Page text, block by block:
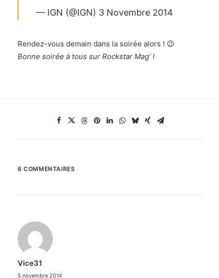
— IGN (@IGN) 3 Novembre 2014
Rendez-vous demain dans la soirée alors ! 😉
Bonne soirée à tous sur Rockstar Mag’ !
6 COMMENTAIRES
Vice31
5 novembre 2014